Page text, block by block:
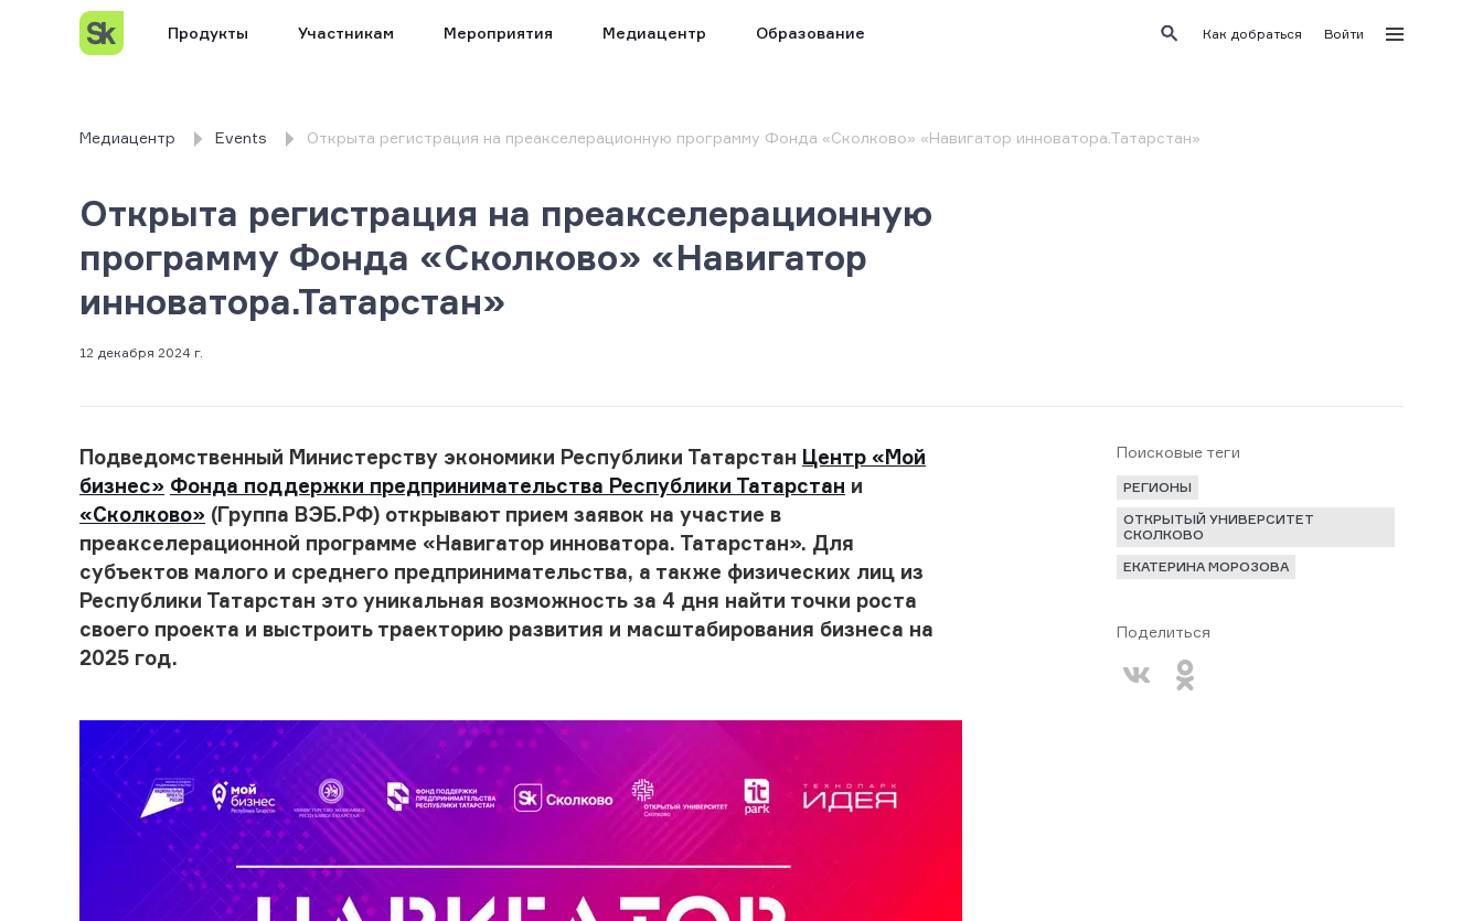
Продукты Участникам Мероприятия Медиацентр Образование Как добраться Войти
Медиацентр Events Открыта регистрация на преакселерационную программу Фонда «Сколково» «Навигатор инноватора.Татарстан»
Открыта регистрация на преакселерационную
программу Фонда «Сколково» «Навигатор
инноватора.Татарстан»
12 декабря 2024 г.
Подведомственный Министерству экономики Республики Татарстан Центр «Мой
бизнес» Фонда поддержки предпринимательства Республики Татарстан и
«Сколково» (Группа ВЭБ.РФ) открывают прием заявок на участие в
преакселерационной программе «Навигатор инноватора. Татарстан». Для
субъектов малого и среднего предпринимательства, а также физических лиц из
Республики Татарстан это уникальная возможность за 4 дня найти точки роста
своего проекта и выстроить траекторию развития и масштабирования бизнеса на
2025 год.
Поисковые теги
РЕГИОНЫ
ОТКРЫТЫЙ УНИВЕРСИТЕТ
СКОЛКОВО
ЕКАТЕРИНА МОРОЗОВА
Поделиться